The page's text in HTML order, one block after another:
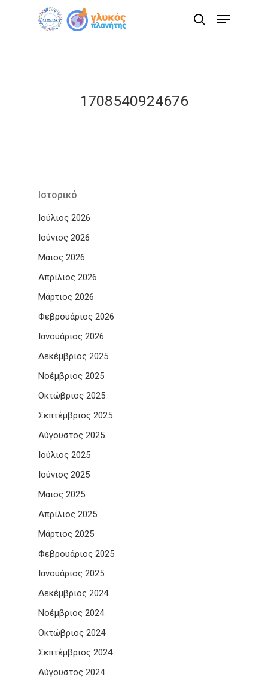
search
Menu
1708540924676
Ιστορικό
Ιούλιος 2026
Ιούνιος 2026
Μάιος 2026
Απρίλιος 2026
Μάρτιος 2026
Φεβρουάριος 2026
Ιανουάριος 2026
Δεκέμβριος 2025
Νοέμβριος 2025
Οκτώβριος 2025
Σεπτέμβριος 2025
Αύγουστος 2025
Ιούλιος 2025
Ιούνιος 2025
Μάιος 2025
Απρίλιος 2025
Μάρτιος 2025
Φεβρουάριος 2025
Ιανουάριος 2025
Δεκέμβριος 2024
Νοέμβριος 2024
Οκτώβριος 2024
Σεπτέμβριος 2024
Αύγουστος 2024